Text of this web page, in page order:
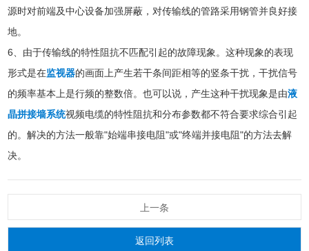
源时对前端及中心设备加强屏蔽，对传输线的管路采用钢管并良好接
地。
6、由于传输线的特性阻抗不匹配引起的故障现象。这种现象的表现
形式是在监视器的画面上产生若干条间距相等的竖条干扰，干扰信号
的频率基本上是行频的整数倍。也可以说，产生这种干扰现象是由液
晶拼接墙系统视频电缆的特性阻抗和分布参数都不符合要求综合引起
的。解决的方法一般靠"始端串接电阻"或"终端并接电阻"的方法去解
决。
上一条
返回列表